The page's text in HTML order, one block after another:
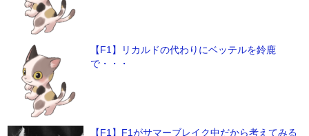
【F1】リカルドの代わりにベッテルを鈴鹿
で・・・
【F1】F1がサマーブレイク中だから考えてみる